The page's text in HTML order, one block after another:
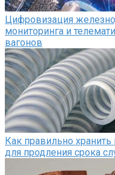
Цифровизация
мониторинга и
вагонов
Как правильно
для продления срока